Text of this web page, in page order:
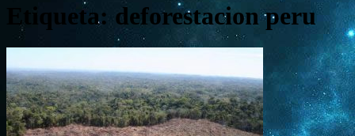
Etiqueta: deforestacion peru